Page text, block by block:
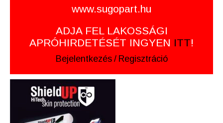
www.sugopart.hu
ADJA FEL LAKOSSÁGI
APRÓHIRDETÉSÉT INGYEN ITT!
Bejelentkezés / Regisztráció